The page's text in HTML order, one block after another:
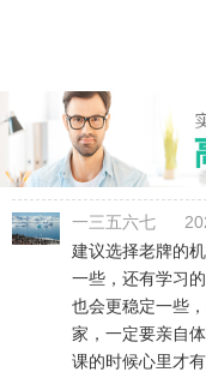
一三五六七
建议选择老牌的
一些，还有学习
也会更稳定一些
家，一定要亲自
课的时候心里才有